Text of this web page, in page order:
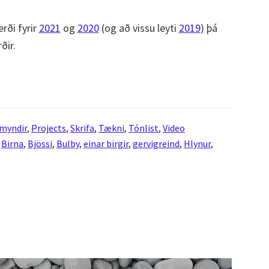
fyrir 2021 og 2020(og að vissu leyti 2019) þá
, Projects, Skrifa, Tækni, Tónlist, Video
Birna, Bjössi, Bulby, einar birgir, gervigreind, Hlynur,